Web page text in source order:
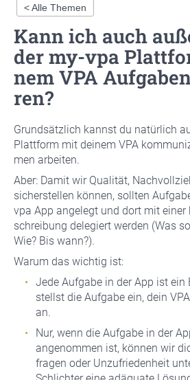
< Alle Themen
Kann ich auch
der my-vpa
nem VPA
ren?
Grund­sätz­lich kannst du natür­lich
Platt­form mit dei­nem VPA
men arbei­ten.
Aber: Damit wir Qua­li­tät,
sicher­stel­len kön­nen, soll­ten
vpa App ange­legt und dort mit
schrei­bung dele­giert wer­den (Was
Wie? Bis wann?).
War­um das wich­tig ist:
Jede Auf­ga­be in der App ist ein
stellst die Auf­ga­be ein, dein
an.
Nur, wenn die Auf­ga­be in der
ange­nom­men ist, kön­nen wir
fra­gen oder Unzu­frie­den­heit